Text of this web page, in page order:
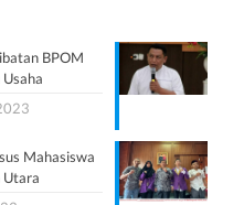
BPOM
Mahasiswa
Utara